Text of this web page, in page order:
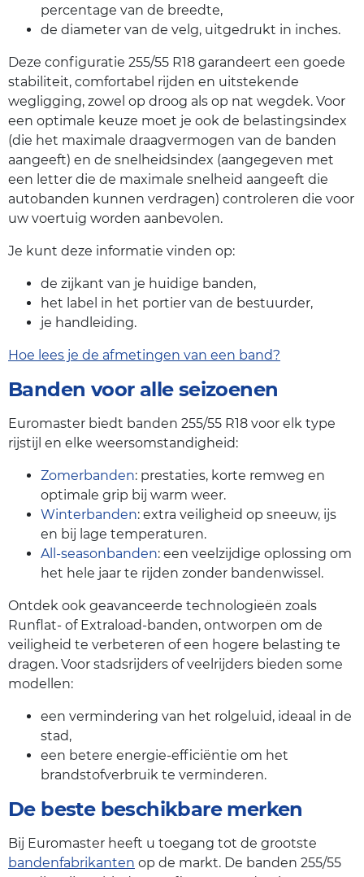
percentage van de breedte,
de diameter van de velg, uitgedrukt in inches.
Deze configuratie 255/55 R18 garandeert een goede
stabiliteit, comfortabel rijden en uitstekende
wegligging, zowel op droog als op nat wegdek. Voor
een optimale keuze moet je ook de belastingsindex
(die het maximale draagvermogen van de banden
aangeeft) en de snelheidsindex (aangegeven met
een letter die de maximale snelheid aangeeft die
autobanden kunnen verdragen) controleren die voor
uw voertuig worden aanbevolen.
Je kunt deze informatie vinden op:
de zijkant van je huidige banden,
het label in het portier van de bestuurder,
je handleiding.
Hoe lees je de afmetingen van een band?
Banden voor alle seizoenen
Euromaster biedt banden 255/55 R18 voor elk type
rijstijl en elke weersomstandigheid:
Zomerbanden: prestaties, korte remweg en
optimale grip bij warm weer.
Winterbanden: extra veiligheid op sneeuw, ijs
en bij lage temperaturen.
All-seasonbanden: een veelzijdige oplossing om
het hele jaar te rijden zonder bandenwissel.
Ontdek ook geavanceerde technologieën zoals
Runflat- of Extraload-banden, ontworpen om de
veiligheid te verbeteren of een hogere belasting te
dragen. Voor stadsrijders of veelrijders bieden some
modellen:
een vermindering van het rolgeluid, ideaal in de
stad,
een betere energie-efficiëntie om het
brandstofverbruik te verminderen.
De beste beschikbare merken
Bij Euromaster heeft u toegang tot de grootste
bandenfabrikanten op de markt. De banden 255/55